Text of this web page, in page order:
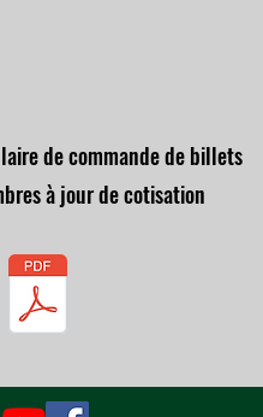
de commande de billets
à jour de cotisation